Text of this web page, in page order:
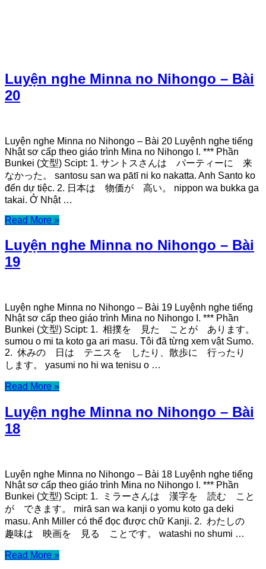
Luyện nghe Minna no Nihongo – Bài
20
Luyện nghe Minna no Nihongo – Bài 20 Luyệnh nghe tiếng
Nhật sơ cấp theo giáo trình Mina no Nihongo I. *** Phần
Bunkei (文型) Scipt: 1. サントスさんは パーティーに 来
なかった。 santosu san wa pātī ni ko nakatta. Anh Santo ko
đến dự tiệc. 2. 日本は 物価が 高い。 nippon wa bukka ga
takai. Ở Nhật …
Read More »
Luyện nghe Minna no Nihongo – Bài
19
Luyện nghe Minna no Nihongo – Bài 19 Luyệnh nghe tiếng
Nhật sơ cấp theo giáo trình Mina no Nihongo I. *** Phần
Bunkei (文型) Scipt: 1. 相撲を 見た ことが あります。
sumou o mi ta koto ga ari masu. Tôi đã từng xem vật Sumo.
2. 休みの 日は テニスを したり、散歩に 行ったり
します。 yasumi no hi wa tenisu o …
Read More »
Luyện nghe Minna no Nihongo – Bài
18
Luyện nghe Minna no Nihongo – Bài 18 Luyệnh nghe tiếng
Nhật sơ cấp theo giáo trình Mina no Nihongo I. *** Phần
Bunkei (文型) Scipt: 1. ミラーさんは 漢字を 読む こと
が できます。 mirā san wa kanji o yomu koto ga deki
masu. Anh Miller có thể đọc được chữ Kanji. 2. わたしの
趣味は 映画を 見る ことです。 watashi no shumi …
Read More »